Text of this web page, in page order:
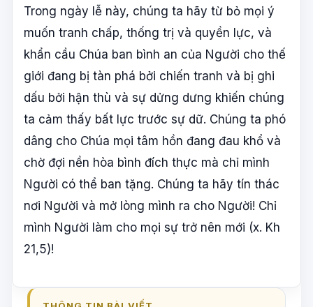
Trong ngày lễ này, chúng ta hãy từ bỏ mọi ý
muốn tranh chấp, thống trị và quyền lực, và
khẩn cầu Chúa ban bình an của Người cho thế
giới đang bị tàn phá bởi chiến tranh và bị ghi
dấu bởi hận thù và sự dửng dưng khiến chúng
ta cảm thấy bất lực trước sự dữ. Chúng ta phó
dâng cho Chúa mọi tâm hồn đang đau khổ và
chờ đợi nền hòa bình đích thực mà chỉ mình
Người có thể ban tặng. Chúng ta hãy tín thác
nơi Người và mở lòng mình ra cho Người! Chỉ
mình Người làm cho mọi sự trở nên mới (x. Kh
21,5)!